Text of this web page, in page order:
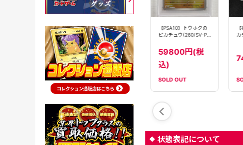
【PSA10】トウホクの
ピカチュウ(260/SV-P)
59800円(税
【PSA10】トウホクの
ピカチュウ(260/SV-P)
[]【PROMO】
59800円(税
込)
SOLD OUT
【PSA10】トウホクの
ピカチュウ(260/SV-P)
59800円(税
込)
SOLD OUT
カ
状態表記について